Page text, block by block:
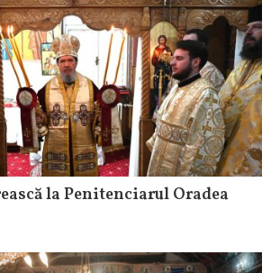
la Penitenciarul Oradea